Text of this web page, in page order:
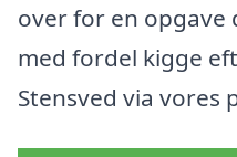
over for en opgave
med fordel kigge
Stensved via vores